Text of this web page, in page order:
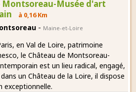
Montsoreau-Musée d'art
à 0,16 Km
- Maine-et-Loire
en Val de Loire, patrimoine
le Château de Montsoreau-
est un lieu radical, engagé,
un Château de la Loire, il dispose
exceptionnelle.